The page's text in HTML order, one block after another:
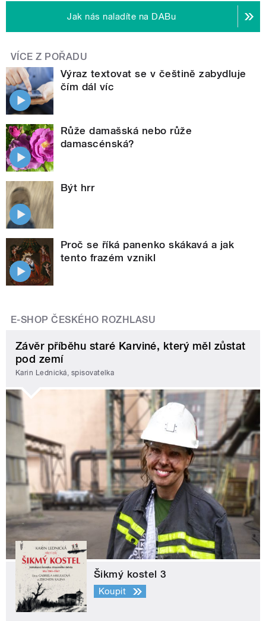
Jak nás naladíte na DABu
VÍCE Z POŘADU
Výraz textovat se v češtině zabydluje
čím dál víc
Růže damašská nebo růže
damascénská?
Být hrr
Proč se říká panenko skákavá a jak
tento frazém vznikl
E-SHOP ČESKÉHO ROZHLASU
Závěr příběhu staré Karviné, který měl zůstat
pod zemí
Karin Lednická, spisovatelka
Šikmý kostel 3
Koupit